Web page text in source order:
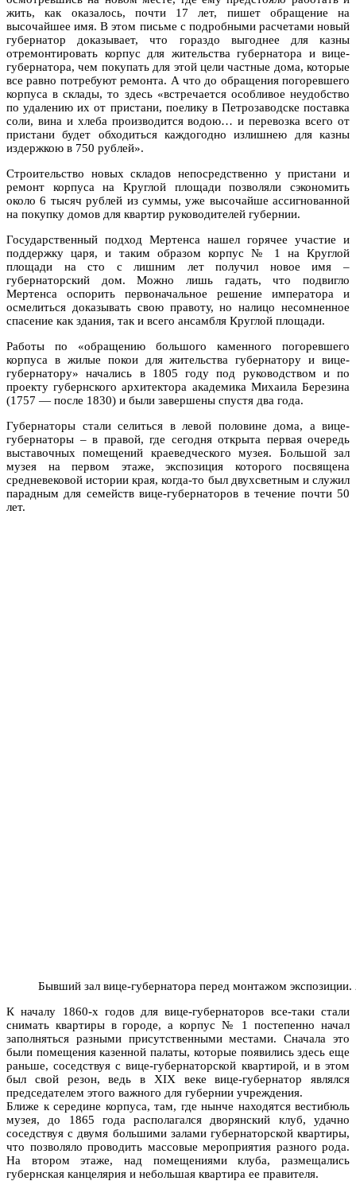
жить, как оказалось, почти 17 лет, пишет обращение на
высочайшее имя. В этом письме с подробными расчетами новый
губернатор доказывает, что гораздо выгоднее для казны
отремонтировать корпус для жительства губернатора и вице-
губернатора, чем покупать для этой цели частные дома, которые
все равно потребуют ремонта. А что до обращения погоревшего
корпуса в склады, то здесь «встречается особливое неудобство
по удалению их от пристани, поелику в Петрозаводске поставка
соли, вина и хлеба производится водою… и перевозка всего от
пристани будет обходиться каждогодно излишнею для казны
издержкою в 750 рублей».
Строительство новых складов непосредственно у пристани и
ремонт корпуса на Круглой площади позволяли сэкономить
около 6 тысяч рублей из суммы, уже высочайше ассигнованной
на покупку домов для квартир руководителей губернии.
Государственный подход Мертенса нашел горячее участие и
поддержку царя, и таким образом корпус № 1 на Круглой
площади на сто с лишним лет получил новое имя –
губернаторский дом. Можно лишь гадать, что подвигло
Мертенса оспорить первоначальное решение императора и
осмелиться доказывать свою правоту, но налицо несомненное
спасение как здания, так и всего ансамбля Круглой площади.
Работы по «обращению большого каменного погоревшего
корпуса в жилые покои для жительства губернатору и вице-
губернатору» начались в 1805 году под руководством и по
проекту губернского архитектора академика Михаила Березина
(1757 — после 1830) и были завершены спустя два года.
Губернаторы стали селиться в левой половине дома, а вице-
губернаторы – в правой, где сегодня открыта первая очередь
выставочных помещений краеведческого музея. Большой зал
музея на первом этаже, экспозиция которого посвящена
средневековой истории края, когда-то был двухсветным и служил
парадным для семейств вице-губернаторов в течение почти 50
лет.
Бывший зал вице-губернатора перед монтажом экспозиции.
К началу 1860-х годов для вице-губернаторов все-таки стали
снимать квартиры в городе, а корпус № 1 постепенно начал
заполняться разными присутственными местами. Сначала это
были помещения казенной палаты, которые появились здесь еще
раньше, соседствуя с вице-губернаторской квартирой, и в этом
был свой резон, ведь в XIX веке вице-губернатор являлся
председателем этого важного для губернии учреждения.
Ближе к середине корпуса, там, где нынче находятся вестибюль
музея, до 1865 года располагался дворянский клуб, удачно
соседствуя с двумя большими залами губернаторской квартиры,
что позволяло проводить массовые мероприятия разного рода.
На втором этаже, над помещениями клуба, размещались
губернская канцелярия и небольшая квартира ее правителя.